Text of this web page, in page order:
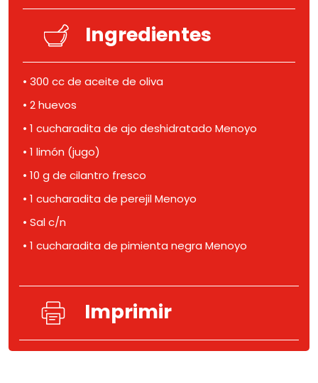
Ingredientes
• 300 cc de aceite de oliva
• 2 huevos
• 1 cucharadita de ajo deshidratado Menoyo
• 1 limón (jugo)
• 10 g de cilantro fresco
• 1 cucharadita de perejil Menoyo
• Sal c/n
• 1 cucharadita de pimienta negra Menoyo
Imprimir